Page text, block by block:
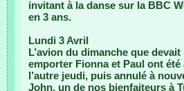
invitant à la danse sur la BBC
en 3 ans.
Lundi 3 Avril
L’avion du dimanche que
emporter Fionna et Paul ont
l’autre jeudi, puis annulé à
John, un de nos bienfaiteurs à